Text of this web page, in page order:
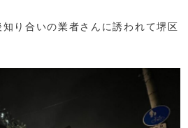
り合いの業者さんに誘われて堺区